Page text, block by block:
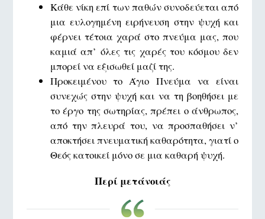
Κάθε νίκη επί των παθών συνοδεύεται από
μια ευλογημένη ειρήνευση στην ψυχή και
φέρνει τέτοια χαρά στο πνεύμα μας, που
καμιά απ’ όλες τις χαρές του κόσμου δεν
μπορεί να εξισωθεί μαζί της.
Προκειμένου το Άγιο Πνεύμα να είναι
συνεχώς στην ψυχή και να τη βοηθήσει με
το έργο της σωτηρίας, πρέπει ο άνθρωπος,
από την πλευρά του, να προσπαθήσει ν’
αποκτήσει πνευματική καθαρότητα, γιατί ο
Θεός κατοικεί μόνο σε μια καθαρή ψυχή.
Περί μετάνοιάς